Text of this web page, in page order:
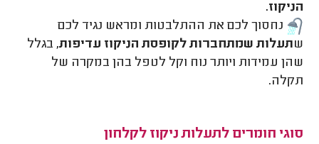
הניקוז.
נחסוך לכם את ההתלבטות ומראש נגיד לכם
שתעלות שמתחברות לקופס­­­ת הניקוז עדיפות, בגלל
שהן עמידות ויותר נוח וקל לטפל בהן במקרה של
תקלה.
סוגי חומרים לתעלות ניקוז לקלחון